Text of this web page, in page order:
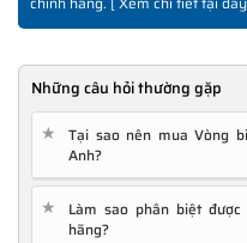
Những câu hỏi thường gặp
★
Tại sao nên mua Vòng
Anh?
★
Làm sao phân biệt
hãng?